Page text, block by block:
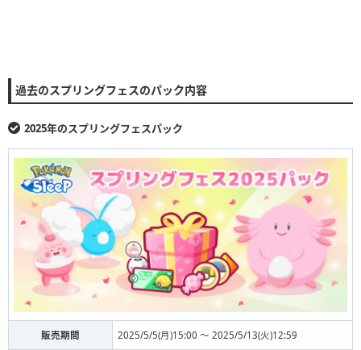
過去のスプリングフェスのパック内容
2025年のスプリングフェスパック
販売期間 2025/5/5(月)15:00 ～ 2025/5/13(火)12:59